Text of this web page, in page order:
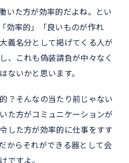
いた方が効率的だよね。とい
効率的」「良いものが作れ
義名分として掲げてくる人が
、これも偽装請負が中々なく
ないかと思います。
？そんなの当たり前じゃない
た方がコミュニケーションが
した方が効率的に仕事をすす
からそれができる器として会
ですよ。